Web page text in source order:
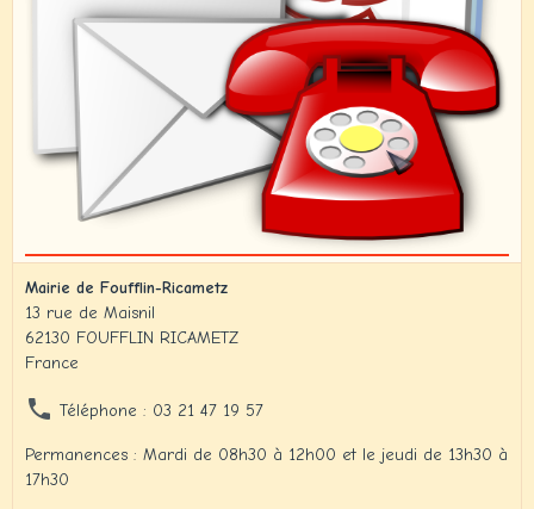
Mairie de Foufflin-Ricametz
13 rue de Maisnil
62130 FOUFFLIN RICAMETZ
France
Téléphone : 03 21 47 19 57
Permanences : Mardi de 08h30 à 12h00 et le jeudi de 13h30 à
17h30